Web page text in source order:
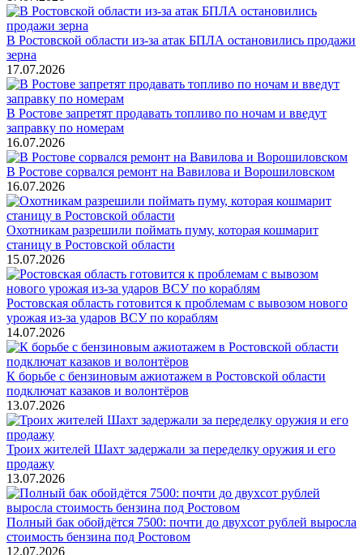
В Ростовской области из-за атак БПЛА остановились продажи
зерна
17.07.2026
В Ростове запретят продавать топливо по ночам и введут
заправку по номерам
16.07.2026
В Ростове сорвался ремонт на Вавилова и Ворошиловском
16.07.2026
Охотникам разрешили поймать пуму, которая кошмарит
станицу в Ростовской области
15.07.2026
Ростовская область готовится к проблемам с вывозом нового
урожая из-за ударов ВСУ по кораблям
14.07.2026
К борьбе с бензиновым ажиотажем в Ростовской области
подключат казаков и волонтёров
13.07.2026
Троих жителей Шахт задержали за переделку оружия и его
продажу
13.07.2026
Полный бак обойдётся 7500: почти до двухсот рублей выросла
стоимость бензина под Ростовом
12.07.2026